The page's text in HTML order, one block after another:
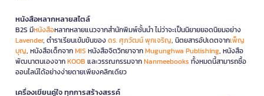
หนังสือหลากหลายสไตล์
B2S มีหนังสือหลากหลายแนวจากสำนักพิมพ์ชั้นนำ ไม่ว่าจะเป็นนิยายยอดนิยมอย่าง
Lavender, ตำราเรียนเข้มข้นของดร. ศุภวัฒน์ พุกเจริญ, นิตยสารอัปเดตจากเพ็ญ
บุญ, หนังสือเด็กจากMIS หนังสือจิตวิทยาจากMugunghwa Publishing, หนังสือ
พัฒนาตนเองจากKOOB และวรรณกรรมจากNanmeebooks ทั้งหมดนี้สามารถซื้อ
ออนไลน์ได้อย่างง่ายดายเพียงคลิกเดียว
เครื่องเขียนคู่ใจ ทุกการสร้างสรรค์